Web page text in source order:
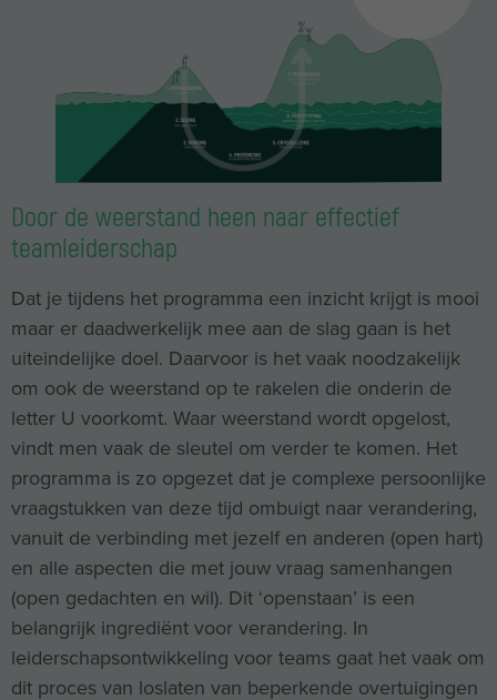
Door de weerstand heen naar effectief
teamleiderschap
Dat je tijdens het programma een inzicht krijgt is mooi
maar er daadwerkelijk mee aan de slag gaan is het
uiteindelijke doel. Daarvoor is het vaak noodzakelijk
om ook de weerstand op te rakelen die onderin de
letter U voorkomt. Waar weerstand wordt opgelost,
vindt men vaak de sleutel om verder te komen. Het
programma is zo opgezet dat je complexe persoonlijke
vraagstukken van deze tijd ombuigt naar verandering,
vanuit de verbinding met jezelf en anderen (open hart)
en alle aspecten die met jouw vraag samenhangen
(open gedachten en wil). Dit ‘openstaan’ is een
belangrijk ingrediënt voor verandering. In
leiderschapsontwikkeling voor teams gaat het vaak om
dit proces van loslaten van beperkende overtuigingen